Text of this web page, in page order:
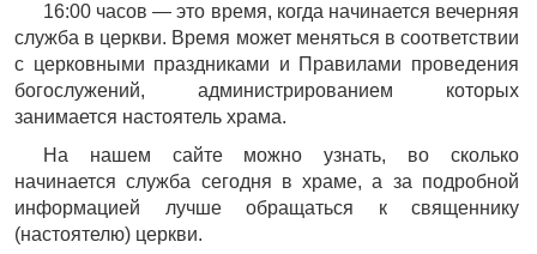
16:00 часов — это время, когда начинается вечерняя
служба в церкви. Время может меняться в соответствии
с церковными праздниками и Правилами проведения
богослужений, администрированием которых
занимается настоятель храма.
На нашем сайте можно узнать, во сколько
начинается служба сегодня в храме, а за подробной
информацией лучше обращаться к священнику
(настоятелю) церкви.